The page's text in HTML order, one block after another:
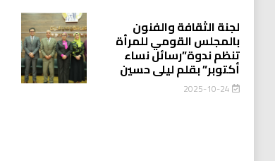
لجنة الثقافة والفنون
بالمجلس القومي للمرأة
تنظم ندوة”رسائل نساء
أكتوبر” بقلم ليلى حسين
2025-10-24